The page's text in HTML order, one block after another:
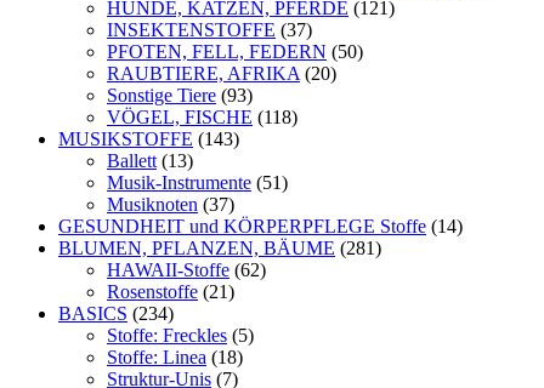
HUNDE, KATZEN, PFERDE (121)
INSEKTENSTOFFE (37)
PFOTEN, FELL, FEDERN (50)
RAUBTIERE, AFRIKA (20)
Sonstige Tiere (93)
VÖGEL, FISCHE (118)
MUSIKSTOFFE (143)
Ballett (13)
Musik-Instrumente (51)
Musiknoten (37)
GESUNDHEIT und KÖRPERPFLEGE Stoffe (14)
BLUMEN, PFLANZEN, BÄUME (281)
HAWAII-Stoffe (62)
Rosenstoffe (21)
BASICS (234)
Stoffe: Freckles (5)
Stoffe: Linea (18)
Struktur-Unis (7)